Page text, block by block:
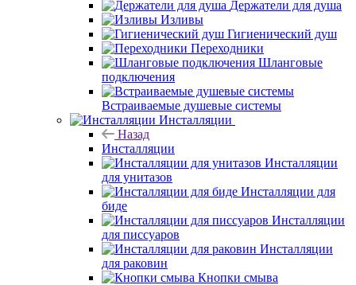
Держатели для душа
Изливы
Гигиенический душ
Переходники
Шланговые
подключения
Встраиваемые душевые системы
Инсталляции
Назад
Инсталляции
Инсталляции
для унитазов
Инсталляции для
биде
Инсталляции
для писсуаров
Инсталляции
для раковин
Кнопки смыва